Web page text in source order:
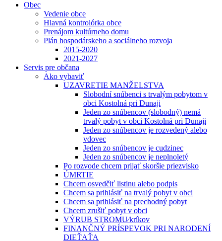
Obec
Vedenie obce
Hlavná kontrolórka obce
Prenájom kultúrneho domu
Plán hospodárskeho a sociálneho rozvoja
2015-2020
2021-2027
Servis pre občana
Ako vybaviť
UZAVRETIE MANŽELSTVA
Slobodní snúbenci s trvalým pobytom v
obci Kostolná pri Dunaji
Jeden zo snúbencov (slobodný) nemá
trvalý pobyt v obci Kostolná pri Dunaji
Jeden zo snúbencov je rozvedený alebo
vdovec
Jeden zo snúbencov je cudzinec
Jeden zo snúbencov je neplnoletý
Po rozvode chcem prijať skoršie priezvisko
ÚMRTIE
Chcem osvedčiť listinu alebo podpis
Chcem sa prihlásiť na trvalý pobyt v obci
Chcem sa prihlásiť na prechodný pobyt
Chcem zrušiť pobyt v obci
VÝRUB STROMU⁄kríkov
FINANČNÝ PRÍSPEVOK PRI NARODENÍ
DIEŤAŤA